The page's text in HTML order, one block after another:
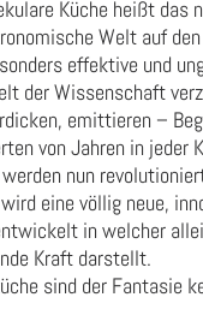
Küche heißt das
Welt auf
effektive und
der Wissenschaft
emittieren –
von Jahren in jeder
nun
eine völlig neue,
in welcher
Kraft darstellt.
sind der Fantasie